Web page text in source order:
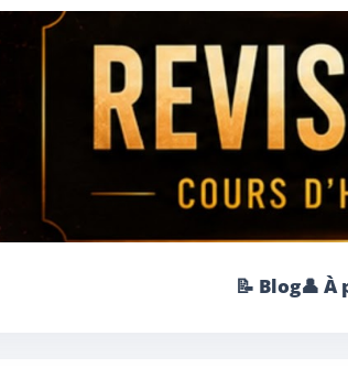
📝 Blog👤 À